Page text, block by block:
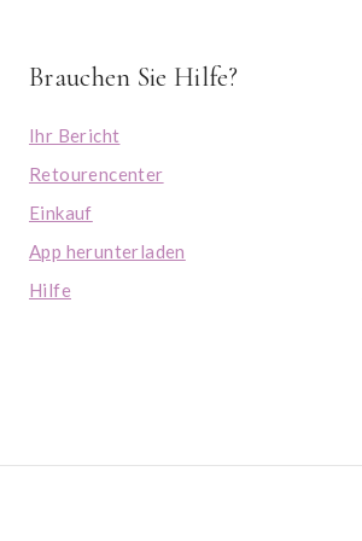
Brauchen Sie Hilfe?
Ihr Bericht
Retourencenter
Einkauf
App herunterladen
Hilfe